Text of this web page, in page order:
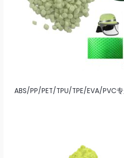
ABS/PP/PET/TPU/TPE/EVA/PVC